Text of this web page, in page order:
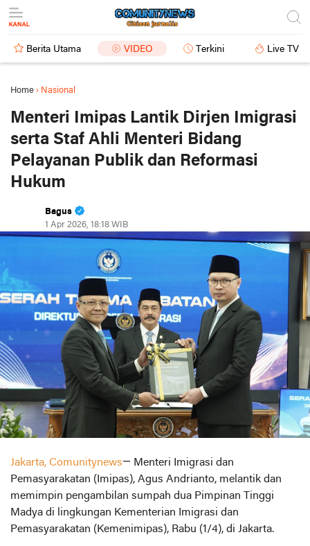
Berita Utama VIDEO Terkini Live TV
Home › Nasional
Menteri Imipas Lantik Dirjen Imigrasi
serta Staf Ahli Menteri Bidang
Pelayanan Publik dan Reformasi
Hukum
Bagus
1 Apr 2026, 18:18 WIB
Jakarta, Comunitynews— Menteri Imigrasi dan
Pemasyarakatan (Imipas), Agus Andrianto, melantik dan
memimpin pengambilan sumpah dua Pimpinan Tinggi
Madya di lingkungan Kementerian Imigrasi dan
Pemasyarakatan (Kemenimipas), Rabu (1/4), di Jakarta.